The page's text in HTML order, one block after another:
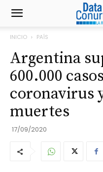
INICIO PAÍS
Argentina
600.000
coronavirus
muertes
17/09/2020